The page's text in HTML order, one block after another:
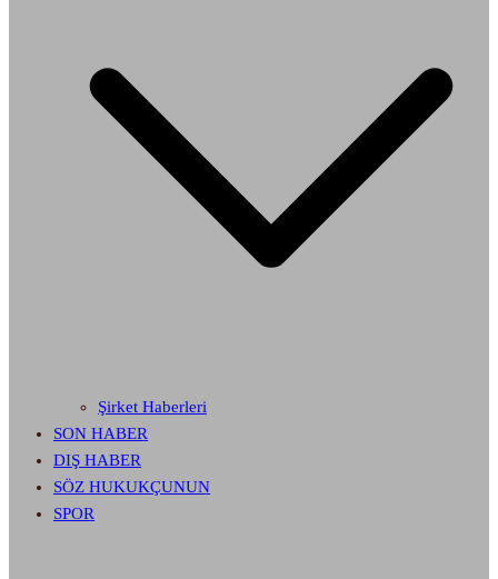
Şirket Haberleri
SON HABER
DIŞ HABER
SÖZ HUKUKÇUNUN
SPOR